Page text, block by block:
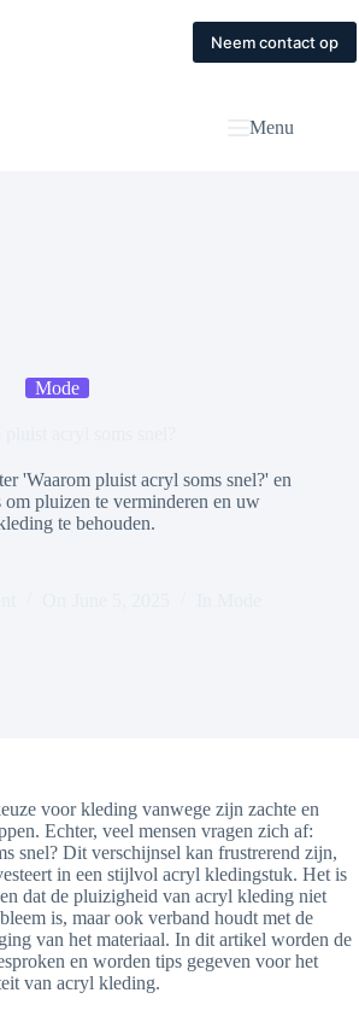
Contact
Neem contact op
Menu
Mode
'Waarom pluist acryl soms snel?' en
pluizen te verminderen en uw
te behouden.
voor kleding vanwege zijn zachte en
Echter, veel mensen vragen zich af:
snel? Dit verschijnsel kan frustrerend zijn,
in een stijlvol acryl kledingstuk. Het is
dat de pluizigheid van acryl kleding niet
is, maar ook verband houdt met de
van het materiaal. In dit artikel worden de
en worden tips gegeven voor het
van acryl kleding.